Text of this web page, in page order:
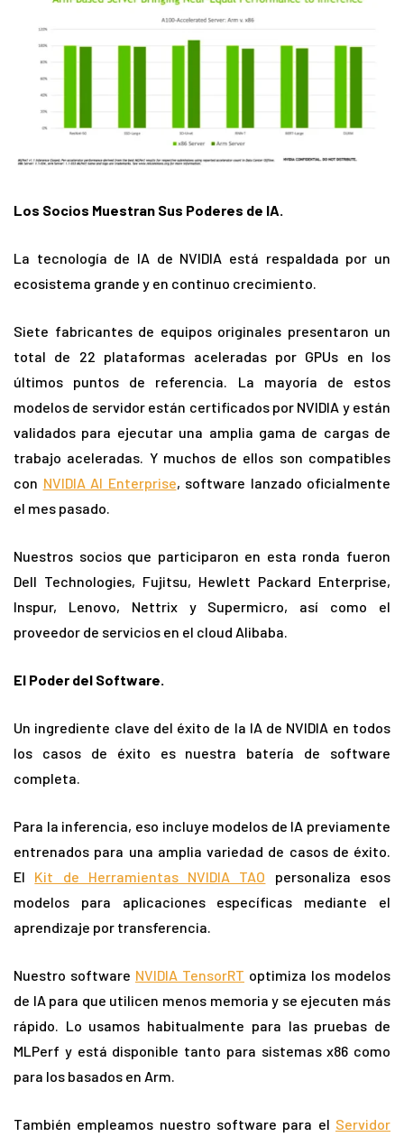
Los Socios Muestran Sus Poderes de IA.
La tecnología de IA de NVIDIA está respaldada por un
ecosistema grande y en continuo crecimiento.
Siete fabricantes de equipos originales presentaron un
total de 22 plataformas aceleradas por GPUs en los
últimos puntos de referencia. La mayoría de estos
modelos de servidor están certificados por NVIDIA y están
validados para ejecutar una amplia gama de cargas de
trabajo aceleradas. Y muchos de ellos son compatibles
con NVIDIA AI Enterprise, software lanzado oficialmente
el mes pasado.
Nuestros socios que participaron en esta ronda fueron
Dell Technologies, Fujitsu, Hewlett Packard Enterprise,
Inspur, Lenovo, Nettrix y Supermicro, así como el
proveedor de servicios en el cloud Alibaba.
El Poder del Software.
Un ingrediente clave del éxito de la IA de NVIDIA en todos
los casos de éxito es nuestra batería de software
completa.
Para la inferencia, eso incluye modelos de IA previamente
entrenados para una amplia variedad de casos de éxito.
El Kit de Herramientas NVIDIA TAO personaliza esos
modelos para aplicaciones específicas mediante el
aprendizaje por transferencia.
Nuestro software NVIDIA TensorRT optimiza los modelos
de IA para que utilicen menos memoria y se ejecuten más
rápido. Lo usamos habitualmente para las pruebas de
MLPerf y está disponible tanto para sistemas x86 como
para los basados ​​en Arm.
También empleamos nuestro software para el Servidor